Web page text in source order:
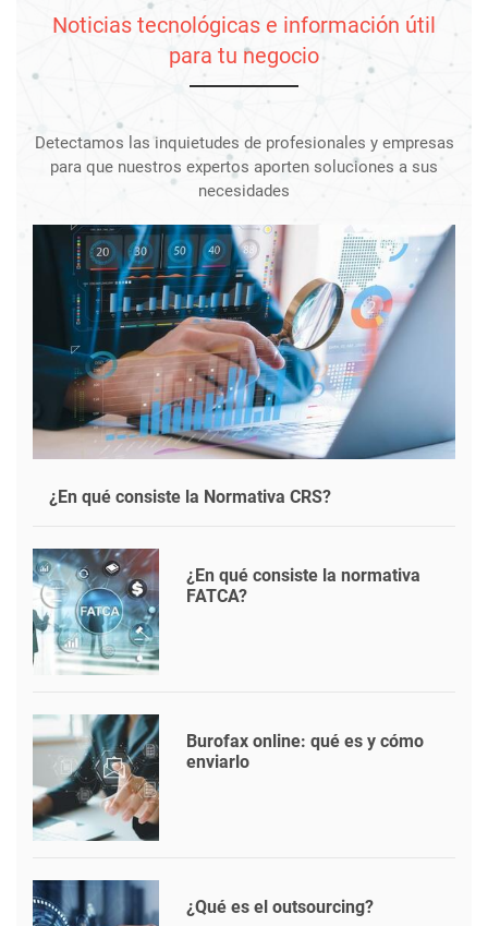
Noticias tecnológicas e información útil
para tu negocio
Detectamos las inquietudes de profesionales y empresas
para que nuestros expertos aporten soluciones a sus
necesidades
¿En qué consiste la Normativa CRS?
¿En qué consiste la normativa
FATCA?
Burofax online: qué es y cómo
enviarlo
¿Qué es el outsourcing?